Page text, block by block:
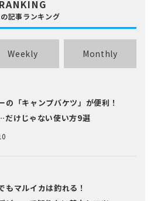
RANKING
記事ランキング
Weekly Monthly
の「キャンプバケツ」が便利！
だけじゃない使い方9選
もマルイカは釣れる！